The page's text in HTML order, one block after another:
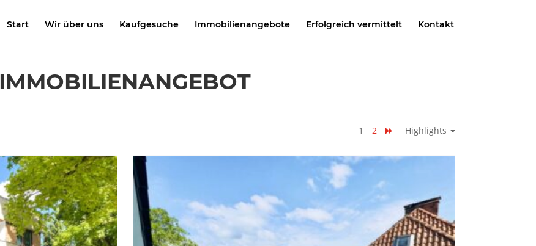
Start Wir über uns Kaufgesuche Immobilienangebote Erfolgreich vermittelt Kontakt
IMMOBILIEN­ANGEBOT
1 2 Highlights